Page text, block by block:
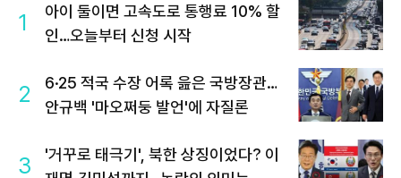
1
아이 둘이면 고속도로 통행료 10% 할
인…오늘부터 신청 시작
2
6·25 적국 수장 어록 읊은 국방장관…
안규백 '마오쩌둥 발언'에 자질론
3
'거꾸로 태극기', 북한 상징이었다? 이